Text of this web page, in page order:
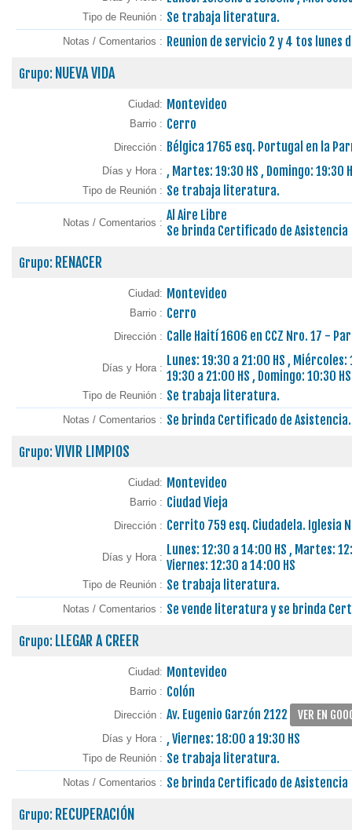
Tipo de Reunión : Se trabaja literatura.
Notas / Comentarios : Reunion de servicio 2 y 4 tos lunes
Grupo: NUEVA VIDA
Ciudad: Montevideo
Barrio : Cerro
Dirección : Bélgica 1765 esq. Portugal en la
Días y Hora : , Martes: 19:30 HS , Domingo: 19:30
Tipo de Reunión : Se trabaja literatura.
Notas / Comentarios : Al Aire Libre
Se brinda Certificado de Asistencia
Grupo: RENACER
Ciudad: Montevideo
Barrio : Cerro
Dirección : Calle Haití 1606 en CCZ Nro. 17 -
Días y Hora : Lunes: 19:30 a 21:00 HS ,
19:30 a 21:00 HS , Domingo: 10:30 HS
Tipo de Reunión : Se trabaja literatura.
Notas / Comentarios : Se brinda Certificado de Asistencia.
Grupo: VIVIR LIMPIOS
Ciudad: Montevideo
Barrio : Ciudad Vieja
Dirección : Cerrito 759 esq. Ciudadela. Iglesia
Días y Hora : Lunes: 12:30 a 14:00 HS , Martes:
Viernes: 12:30 a 14:00 HS
Tipo de Reunión : Se trabaja literatura.
Notas / Comentarios : Se vende literatura y se brinda
Grupo: LLEGAR A CREER
Ciudad: Montevideo
Barrio : Colón
Dirección : Av. Eugenio Garzón 2122 VER EN
Días y Hora : , Viernes: 18:00 a 19:30 HS
Tipo de Reunión : Se trabaja literatura.
Notas / Comentarios : Se brinda Certificado de Asistencia
Grupo: RECUPERACIÓN